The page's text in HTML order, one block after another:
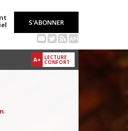
S'ABONNER
API
A+ LECTURE
CONFORT
.